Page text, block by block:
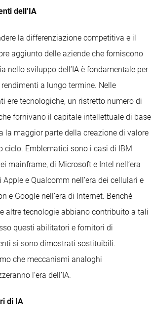
dell’IA
la differenziazione competitiva e il
aggiunto delle aziende che forniscono
nello sviluppo dell’IA è fondamentale per
a lungo termine. Nelle
ere tecnologiche, un ristretto numero di
fornivano il capitale intellettuale di base
la maggior parte della creazione di valore
ciclo. Emblematici sono i casi di IBM
mainframe, di Microsoft e Intel nell’era
Apple e Qualcomm nell’era dei cellulari e
e Google nell’era di Internet. Benché
altre tecnologie abbiano contribuito a tali
questi abilitatori e fornitori di
si sono dimostrati sostituibili.
che meccanismi analoghi
l’era dell’IA.
di IA